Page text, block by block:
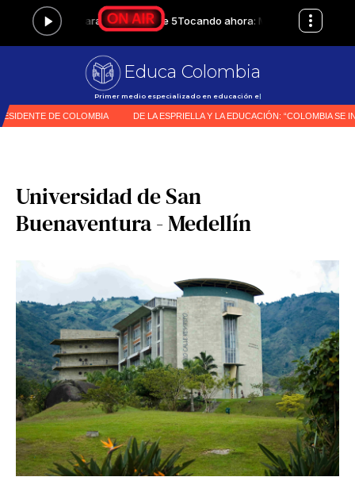
Educa Colombia
Primer medio especializado en educación en Colombia
Universidad de San
Buenaventura - Medellín